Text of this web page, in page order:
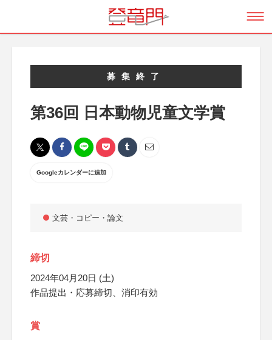
募集終了
第36回 日本動物児童文学賞
Googleカレンダーに追加
文芸・コピー・論文
締切
2024年04月20日 (土)
作品提出・応募締切、消印有効
賞